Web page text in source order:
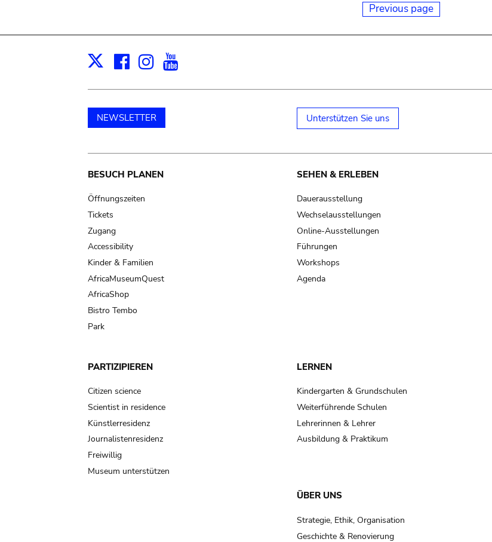
Previous page
X Facebook
Instagram
NEWSLETTER Unterstützen Sie uns
Main
navigation
BESUCH PLANEN
Öffnungszeiten
Tickets
Zugang
Accessibility
Kinder & Familien
AfricaMuseumQuest
AfricaShop
Bistro Tembo
Park
SEHEN & ERLEBEN
Dauerausstellung
Wechselausstellungen
Online-Ausstellungen
Führungen
Workshops
Agenda
PARTIZIPIEREN
Citizen science
Scientist in residence
Künstlerresidenz
Journalistenresidenz
Freiwillig
Museum unterstützen
LERNEN
Kindergarten & Grundschulen
Weiterführende Schulen
Lehrerinnen & Lehrer
Ausbildung & Praktikum
ÜBER UNS
Strategie, Ethik, Organisation
Geschichte & Renovierung